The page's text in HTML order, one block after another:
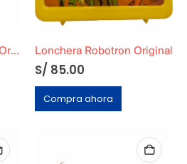
Tomatodo Trans Robot Original Lonchera Robotron Original
S/ 85.00
Compra ahora